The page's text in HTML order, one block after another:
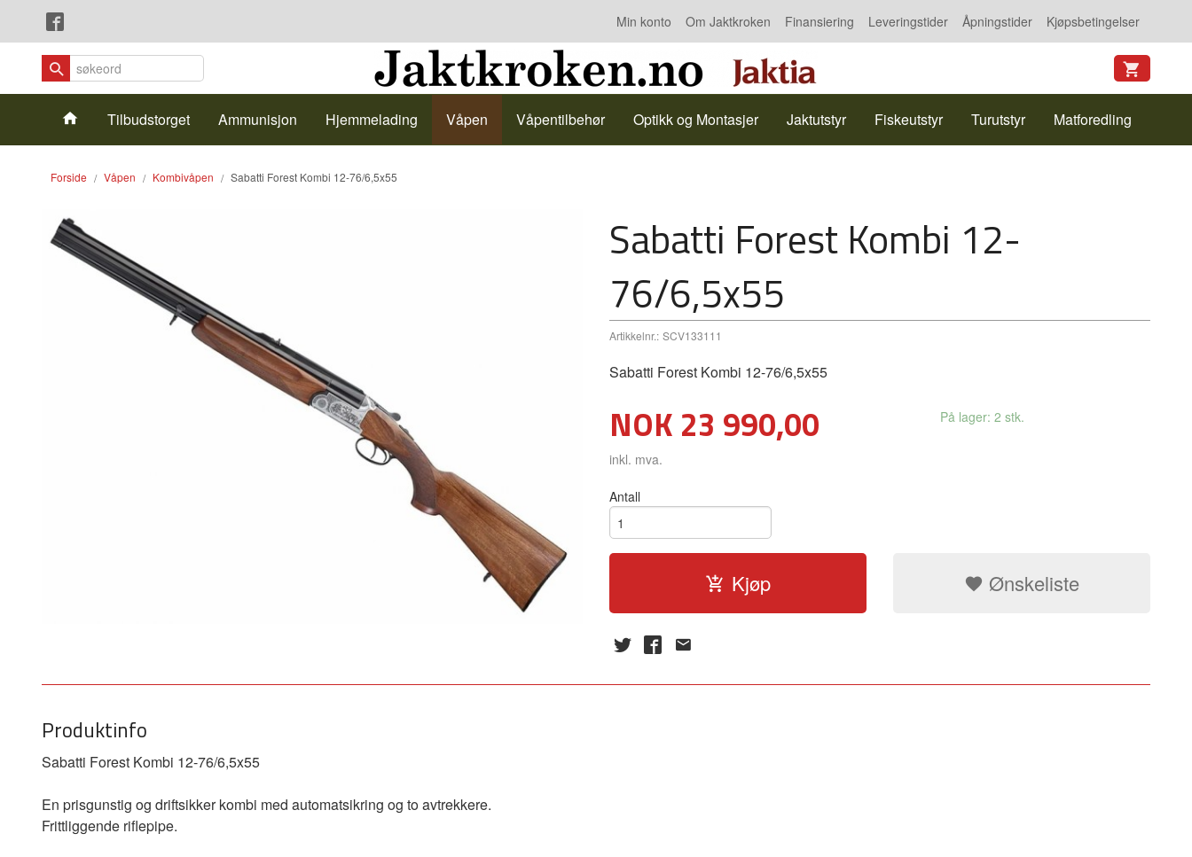
innholdet
Min konto Om Jaktkroken Finansiering Leveringstider Åpningstider Kjøpsbetingelser
Kontakt oss
ProdukterTilbudstorget Ammunisjon Hjemmelading Våpen Våpentilbehør Optikk og Montasjer Jaktutstyr Fiskeutstyr Turutstyr Matforedling
Forside Våpen Kombivåpen Sabatti Forest Kombi 12-76/6,5x55
Sabatti Forest Kombi 12-
76/6,5x55
Artikkelnr.: SCV133111
Sabatti Forest Kombi 12-76/6,5x55
Pris
NOK 23 990,00
inkl. mva.
På lager: 2 stk.
Antall
Kjøp Ønskeliste
Produktinfo
Sabatti Forest Kombi 12-76/6,5x55
En prisgunstig og driftsikker kombi med automatsikring og to avtrekkere.
Frittliggende riflepipe.